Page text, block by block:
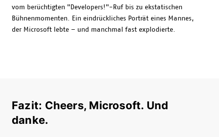
vom berüchtigten "Developers!"-Ruf bis zu ekstatischen
Bühnenmomenten. Ein eindrückliches Porträt eines Mannes,
der Microsoft lebte – und manchmal fast explodierte.
Fazit: Cheers, Microsoft. Und
danke.